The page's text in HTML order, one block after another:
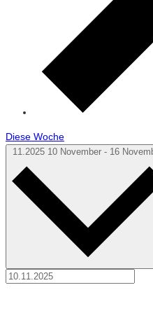
Diese Woche
11.2025 10 November - 16